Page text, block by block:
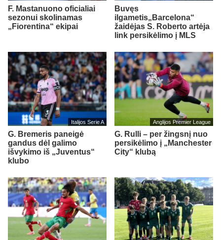
F. Mastanuono oficialiai
sezonui skolinamas
„Fiorentina“ ekipai
Buvęs
ilgametis„Barcelona“
žaidėjas S. Roberto artėja
link persikėlimo į MLS
Italijos Serie A
G. Bremeris paneigė
gandus dėl galimo
išvykimo iš „Juventus“
klubo
Anglijos Premier League
G. Rulli – per žingsnį nuo
persikėlimo į „Manchester
City“ klubą